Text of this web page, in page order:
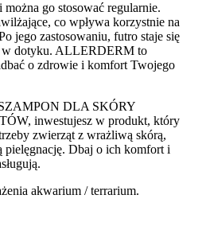
go stosować regularnie.
co wpływa korzystnie na
jego zastosowaniu, futro staje się
w dotyku. ALLERDERM to
o zdrowie i komfort Twojego
DLA SKÓRY
inwestujesz w produkt, który
zwierząt z wrażliwą skórą,
pielęgnację. Dbaj o ich komfort i
akwarium / terrarium.